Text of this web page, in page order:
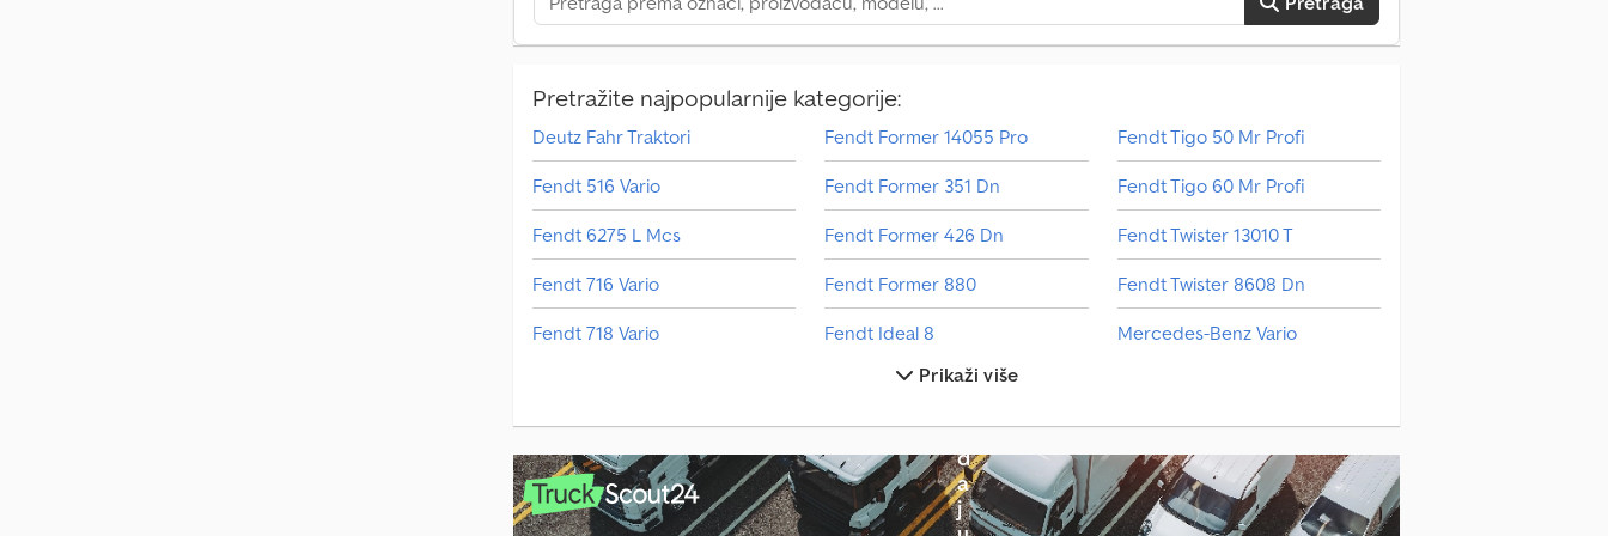
Pretražite najpopularnije kategorije:
Deutz Fahr Traktori
Fendt 516 Vario
Fendt 6275 L Mcs
Fendt 716 Vario
Fendt 718 Vario
Fendt 936 Vario
Fendt 939 Vario
Fendt 942 Vario
Fendt Former 14055 Pro
Fendt Former 351 Dn
Fendt Former 426 Dn
Fendt Former 880
Fendt Ideal 8
Fendt Ideal 8 T
Fendt Katana 650
Fendt Rotana 160 V Combi
Fendt Rotana 180 V Xtra
Fendt Tigo 50 Mr Profi
Fendt Tigo 60 Mr Profi
Fendt Twister 13010 T
Fendt Twister 8608 Dn
Mercedes-Benz Vario
Volvo Fh
Prikaži više
V
o
z
i
l
o
p
o
d
a
j